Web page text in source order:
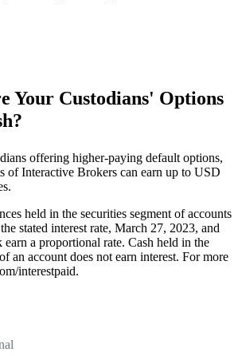
Your Custodians' Options
offering higher-paying default options,
of Interactive Brokers can earn up to USD
held in the securities segment of accounts
stated interest rate, March 27, 2023, and
a proportional rate. Cash held in the
an account does not earn interest. For more
interestpaid.